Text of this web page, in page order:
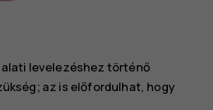
levelezéshez történő
az is előfordulhat, hogy